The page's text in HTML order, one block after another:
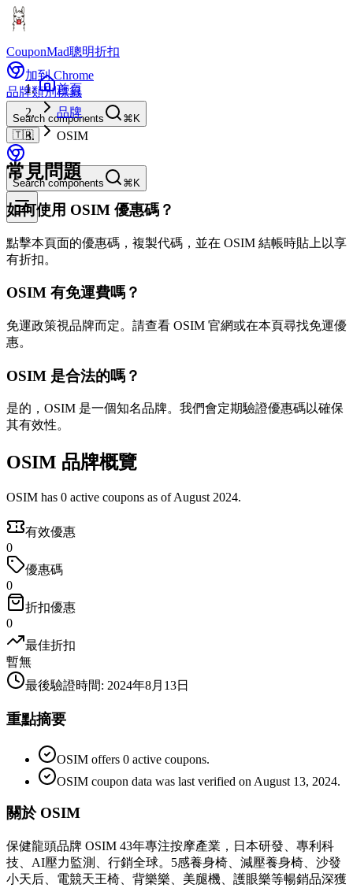
CouponMad聰明折扣
加到 Chrome
品牌類別標籤
Search components
⌘K
🇹🇼
Search components ⌘K
首頁
品牌
OSIM
常見問題
如何使用 OSIM 優惠碼？
點擊本頁面的優惠碼，複製代碼，並在 OSIM 結帳時貼上以享
有折扣。
OSIM 有免運費嗎？
免運政策視品牌而定。請查看 OSIM 官網或在本頁尋找免運優
惠。
OSIM 是合法的嗎？
是的，OSIM 是一個知名品牌。我們會定期驗證優惠碼以確保
其有效性。
OSIM 品牌概覽
OSIM has 0 active coupons as of August 2024.
有效優惠
0
優惠碼
0
折扣優惠
0
最佳折扣
暫無
最後驗證時間: 2024年8月13日
重點摘要
OSIM offers 0 active coupons.
OSIM coupon data was last verified on August 13, 2024.
關於 OSIM
保健龍頭品牌 OSIM 43年專注按摩產業，日本研發、專利科
技、AI壓力監測、行銷全球。5感養身椅、減壓養身椅、沙發
小天后、電競天王椅、背樂樂、美腿機、護眼樂等暢銷品深獲